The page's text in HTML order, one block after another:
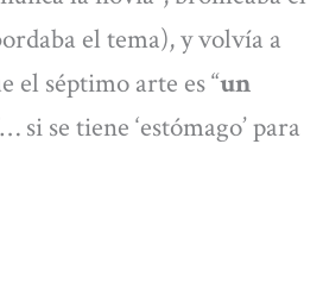
el tema), y volvía a
el séptimo arte es “un
si se tiene ‘estómago’ para